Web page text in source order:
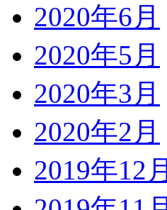
2020年6月
2020年5月
2020年3月
2020年2月
2019年12月